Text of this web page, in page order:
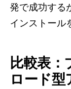
発で成功する
インストール
比較表：
ロード型